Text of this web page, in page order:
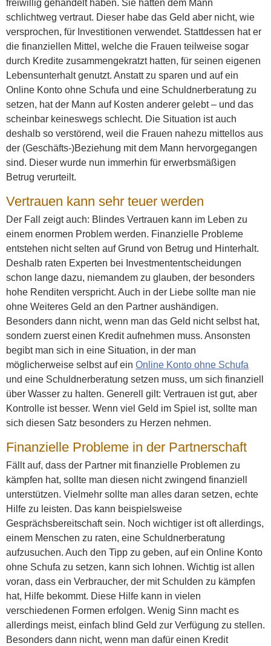
freiwillig gehandelt haben. Sie hatten dem Mann
schlichtweg vertraut. Dieser habe das Geld aber nicht, wie
versprochen, für Investitionen verwendet. Stattdessen hat er
die finanziellen Mittel, welche die Frauen teilweise sogar
durch Kredite zusammengekratzt hatten, für seinen eigenen
Lebensunterhalt genutzt. Anstatt zu sparen und auf ein
Online Konto ohne Schufa und eine Schuldnerberatung zu
setzen, hat der Mann auf Kosten anderer gelebt – und das
scheinbar keineswegs schlecht. Die Situation ist auch
deshalb so verstörend, weil die Frauen nahezu mittellos aus
der (Geschäfts-)Beziehung mit dem Mann hervorgegangen
sind. Dieser wurde nun immerhin für erwerbsmäßigen
Betrug verurteilt.
Vertrauen kann sehr teuer werden
Der Fall zeigt auch: Blindes Vertrauen kann im Leben zu
einem enormen Problem werden. Finanzielle Probleme
entstehen nicht selten auf Grund von Betrug und Hinterhalt.
Deshalb raten Experten bei Investmententscheidungen
schon lange dazu, niemandem zu glauben, der besonders
hohe Renditen verspricht. Auch in der Liebe sollte man nie
ohne Weiteres Geld an den Partner aushändigen.
Besonders dann nicht, wenn man das Geld nicht selbst hat,
sondern zuerst einen Kredit aufnehmen muss. Ansonsten
begibt man sich in eine Situation, in der man
möglicherweise selbst auf ein Online Konto ohne Schufa
und eine Schuldnerberatung setzen muss, um sich finanziell
über Wasser zu halten. Generell gilt: Vertrauen ist gut, aber
Kontrolle ist besser. Wenn viel Geld im Spiel ist, sollte man
sich diesen Satz besonders zu Herzen nehmen.
Finanzielle Probleme in der Partnerschaft
Fällt auf, dass der Partner mit finanzielle Problemen zu
kämpfen hat, sollte man diesen nicht zwingend finanziell
unterstützen. Vielmehr sollte man alles daran setzen, echte
Hilfe zu leisten. Das kann beispielsweise
Gesprächsbereitschaft sein. Noch wichtiger ist oft allerdings,
einem Menschen zu raten, eine Schuldnerberatung
aufzusuchen. Auch den Tipp zu geben, auf ein Online Konto
ohne Schufa zu setzen, kann sich lohnen. Wichtig ist allen
voran, dass ein Verbraucher, der mit Schulden zu kämpfen
hat, Hilfe bekommt. Diese Hilfe kann in vielen
verschiedenen Formen erfolgen. Wenig Sinn macht es
allerdings meist, einfach blind Geld zur Verfügung zu stellen.
Besonders dann nicht, wenn man dafür einen Kredit